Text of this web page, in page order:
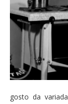
gosto da